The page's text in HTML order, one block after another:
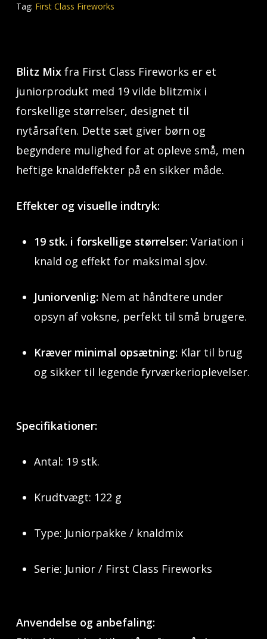
Tag: First Class Fireworks
Blitz Mixfra First Class Fireworks er et
juniorprodukt med 19 vilde blitzmix i
forskellige størrelser, designet til
nytårsaften. Dette sæt giver børn og
begyndere mulighed for at opleve små, men
heftige knaldeffekter på en sikker måde.
Effekter og visuelle indtryk:
19 stk. i forskellige størrelser:Variation i
knald og effekt for maksimal sjov.
Juniorvenlig:Nem at håndtere under
opsyn af voksne, perfekt til små brugere.
Kræver minimal opsætning:Klar til brug
og sikker til legende fyrværkerioplevelser.
Specifikationer:
Antal: 19 stk.
Krudtvægt: 122 g
Type: Juniorpakke / knaldmix
Serie: Junior / First Class Fireworks
Anvendelse og anbefaling: